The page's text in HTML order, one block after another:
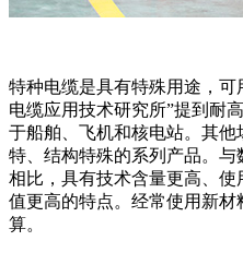
特种电缆是具有特殊用途，
电缆应用技术研究所”提到耐
于船舶、飞机和核电站。其
特、结构特殊的系列产品。
相比，具有技术含量更高、
值更高的特点。经常使用新
算。